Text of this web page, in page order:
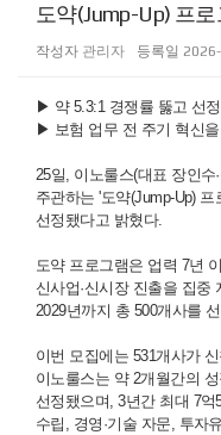
도약(Jump-Up) 프
작성자 관리자 등록일
▶ 약 5.3:1 경쟁률 뚫고 선
▶ 보험 업무 전 주기 혁신
25일, 이노룰스(대표 장인
주관하는 '도약(Jump-Up)
선정됐다고 밝혔다.
도약 프로그램은 업력 7년
신사업·신시장 진출을 집중
2029년까지 총 500개사를
이번 모집에는 531개사가
이노룰스는 약 2개월간의
선정됐으며, 3년간 최대 7
수립, 경영·기술 자문, 투자